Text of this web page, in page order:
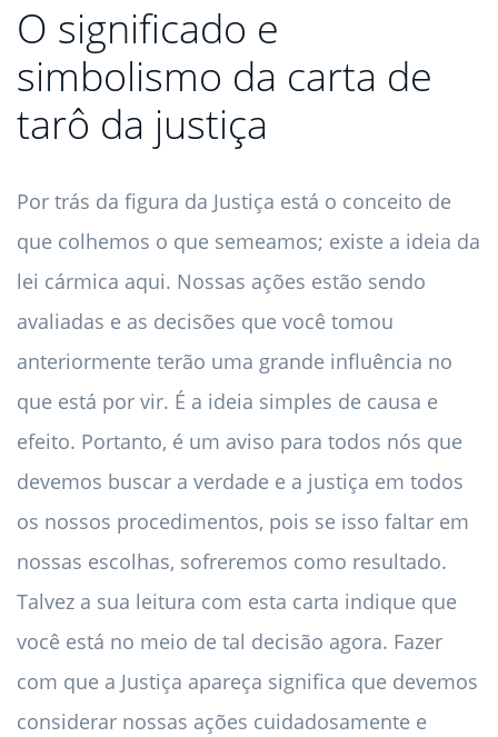
O significado e
simbolismo da carta de
tarô da justiça
Por trás da figura da Justiça está o conceito de
que colhemos o que semeamos; existe a ideia da
lei cármica aqui. Nossas ações estão sendo
avaliadas e as decisões que você tomou
anteriormente terão uma grande influência no
que está por vir. É a ideia simples de causa e
efeito. Portanto, é um aviso para todos nós que
devemos buscar a verdade e a justiça em todos
os nossos procedimentos, pois se isso faltar em
nossas escolhas, sofreremos como resultado.
Talvez a sua leitura com esta carta indique que
você está no meio de tal decisão agora. Fazer
com que a Justiça apareça significa que devemos
considerar nossas ações cuidadosamente e